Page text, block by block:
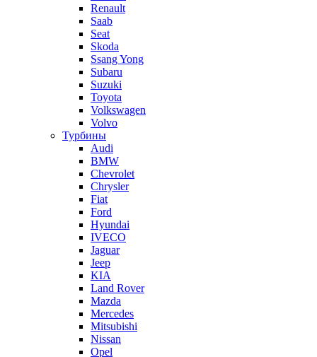
Renault
Saab
Seat
Skoda
Ssang Yong
Subaru
Suzuki
Toyota
Volkswagen
Volvo
Турбины
Audi
BMW
Chevrolet
Chrysler
Fiat
Ford
Hyundai
IVECO
Jaguar
Jeep
KIA
Land Rover
Mazda
Mercedes
Mitsubishi
Nissan
Opel